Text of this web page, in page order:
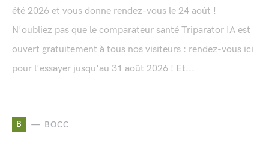
été 2026 et vous donne rendez-vous le 24 août !
N'oubliez pas que le comparateur santé Triparator IA est
ouvert gratuitement à tous nos visiteurs : rendez-vous ici
pour l'essayer jusqu'au 31 août 2026 ! Et...
B BOCC